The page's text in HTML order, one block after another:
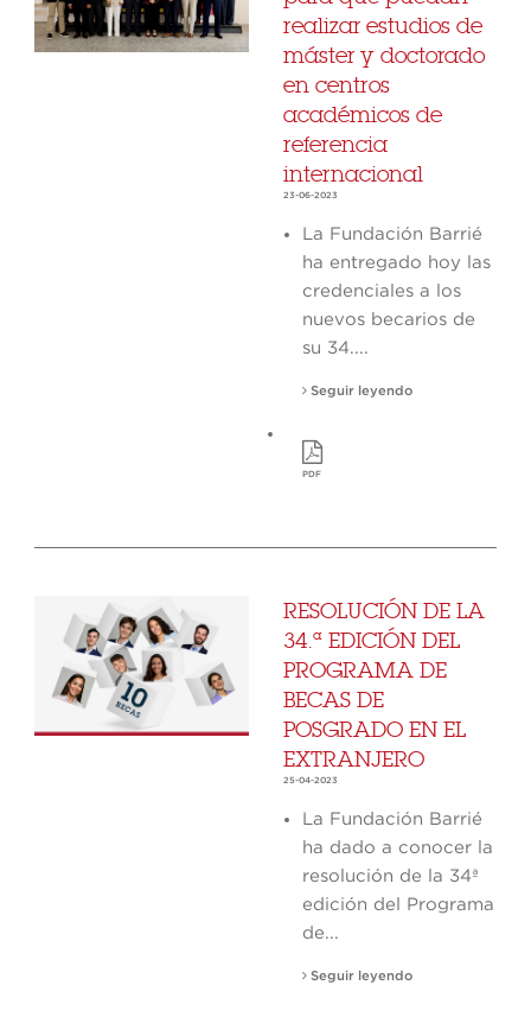
realizar estudios de
máster y doctorado
en centros
académicos de
referencia
internacional
23-06-2023
La Fundación Barrié
ha entregado hoy las
credenciales a los
nuevos becarios de
su 34....
Seguir leyendo
PDF
RESOLUCIÓN DE LA
34.ª EDICIÓN DEL
PROGRAMA DE
BECAS DE
POSGRADO EN EL
EXTRANJERO
25-04-2023
La Fundación Barrié
ha dado a conocer la
resolución de la 34ª
edición del Programa
de...
Seguir leyendo